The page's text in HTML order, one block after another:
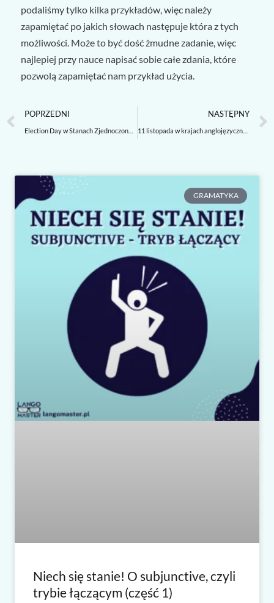
podaliśmy tylko kilka przykładów, więc należy
zapamiętać po jakich słowach następuje która z tych
możliwości. Może to być dość żmudne zadanie, więc
najlepiej przy nauce napisać sobie całe zdania, które
pozwolą zapamiętać nam przykład użycia.
Prev
POPRZEDNI NASTĘPNY
11 listopada w krajach anglojęzycznych
GRAMATYKA
Niech się stanie! O subjunctive, czyli
trybie łączącym (część 1)